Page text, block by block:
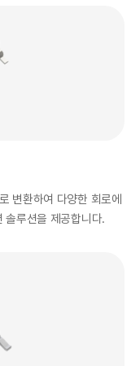
변환하여 다양한 회로에
솔루션을 제공합니다.